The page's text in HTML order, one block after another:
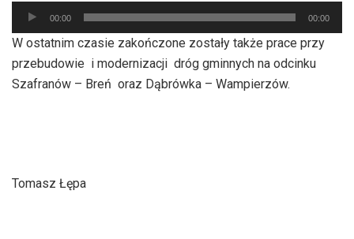
Odtwarzacz
plików
dźwiękowych
00:00 00:00
W ostatnim czasie zakończone zostały także prace przy
przebudowie i modernizacji dróg gminnych na odcinku
Szafranów – Breń oraz Dąbrówka – Wampierzów.
Tomasz Łępa